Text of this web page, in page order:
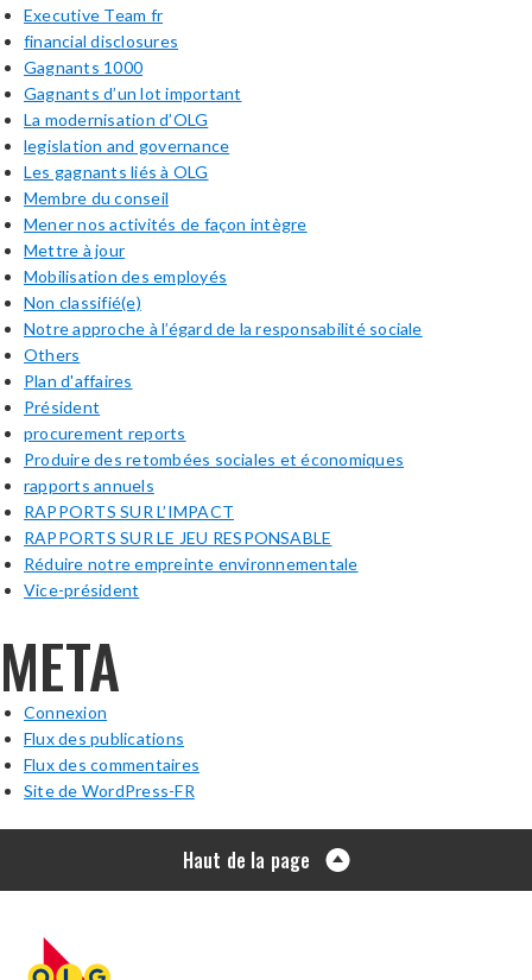
Executive Team fr
financial disclosures
Gagnants 1000
Gagnants d’un lot important
La modernisation d’OLG
legislation and governance
Les gagnants liés à OLG
Membre du conseil
Mener nos activités de façon intègre
Mettre à jour
Mobilisation des employés
Non classifié(e)
Notre approche à l’égard de la responsabilité sociale
Others
Plan d'affaires
Président
procurement reports
Produire des retombées sociales et économiques
rapports annuels
RAPPORTS SUR L’IMPACT
RAPPORTS SUR LE JEU RESPONSABLE
Réduire notre empreinte environnementale
Vice-président
META
Connexion
Flux des publications
Flux des commentaires
Site de WordPress-FR
Haut de la page